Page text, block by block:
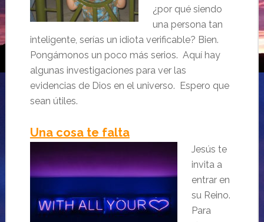
¿por qué siendo
una persona tan
inteligente, serías un idiota verificable? Bien.
Pongámonos un poco más serios. Aquí hay
algunas investigaciones para ver las
evidencias de Dios en el universo. Espero que
sean útiles.
Una cosa te falta
Jesús te
invita a
entrar en
su Reino.
Para